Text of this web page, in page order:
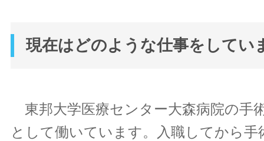
現在はどのような仕事をしてい
東邦大学医療センター大森病院の手
として働いています。入職してから手